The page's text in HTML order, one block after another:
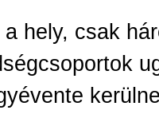
hely, csak